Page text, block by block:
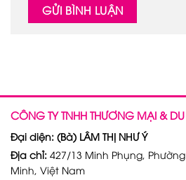
CÔNG TY TNHH THƯƠNG MẠI & DU
Đại diện: (Bà) LÂM THỊ NHƯ Ý
Địa chỉ: 427/13 Minh Phụng,
Minh, Việt Nam